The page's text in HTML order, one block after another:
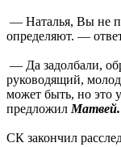
— Наталья, Вы не
определяют. —
— Да задолбали,
руководящий,
может быть, но это
предложил Матвей.
СК закончил